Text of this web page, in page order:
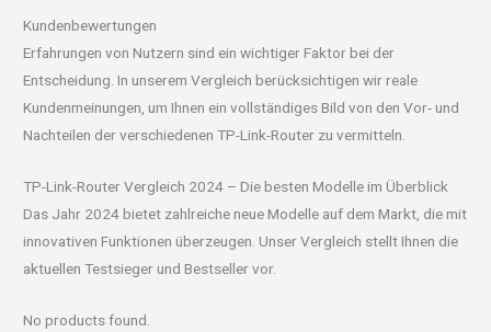
Kundenbewertungen
Erfahrungen von Nutzern sind ein wichtiger Faktor bei der
Entscheidung. In unserem Vergleich berücksichtigen wir reale
Kundenmeinungen, um Ihnen ein vollständiges Bild von den Vor- und
Nachteilen der verschiedenen TP-Link-Router zu vermitteln.
TP-Link-Router Vergleich 2024 – Die besten Modelle im Überblick
Das Jahr 2024 bietet zahlreiche neue Modelle auf dem Markt, die mit
innovativen Funktionen überzeugen. Unser Vergleich stellt Ihnen die
aktuellen Testsieger und Bestseller vor.
No products found.